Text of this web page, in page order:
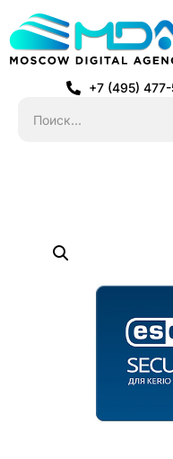
+7 (495)